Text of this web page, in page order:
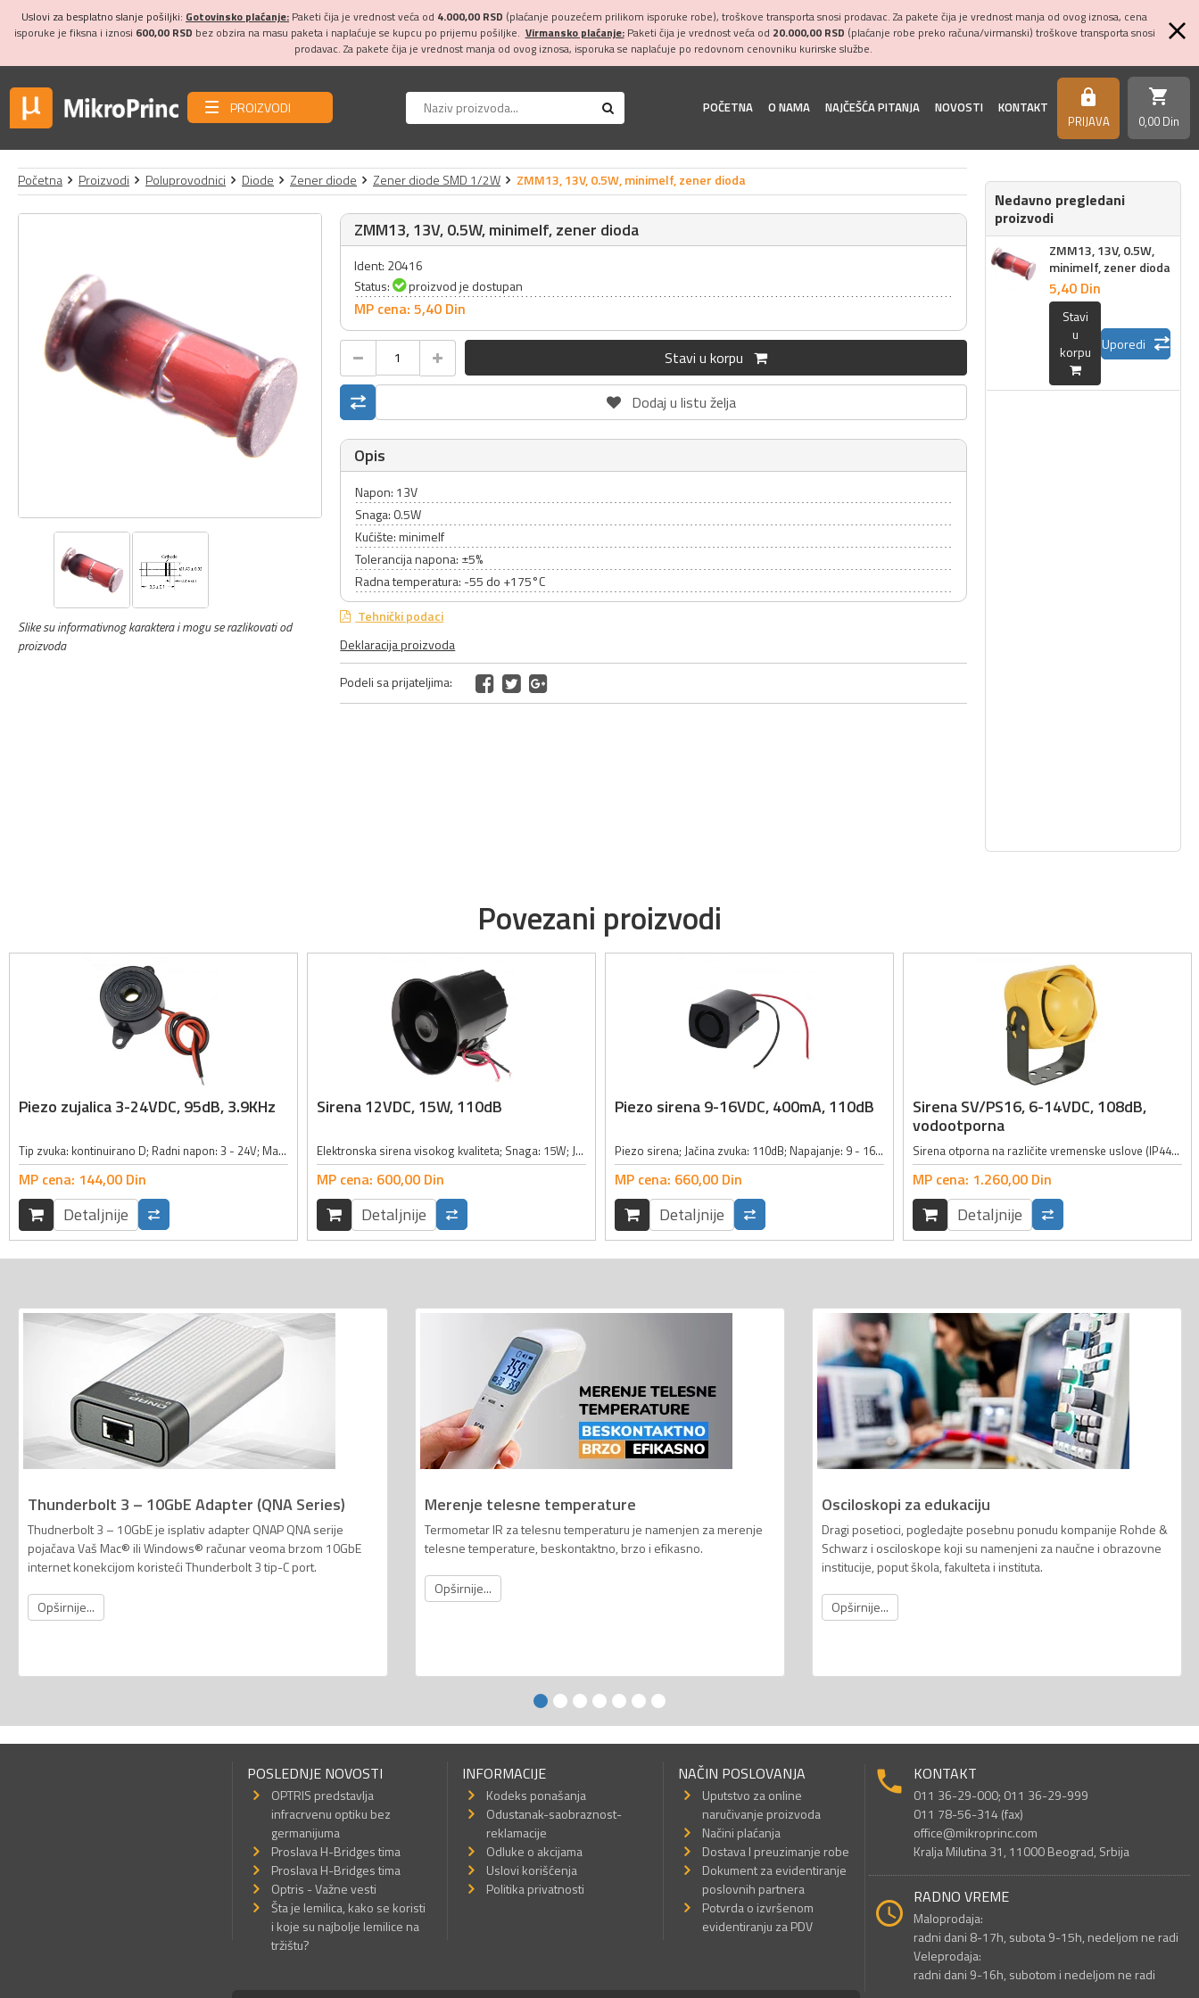
Uslovi za besplatno slanje pošiljki: Gotovinsko plaćanje: Paketi čija je vrednost veća od 4.000,00 RSD (plaćanje pouzećem prilikom isporuke robe), troškove transporta snosi prodavac. Za pakete čija je vrednost manja od ovog iznosa, cena
isporuke je fiksna i iznosi 600,00 RSD bez obzira na masu paketa i naplaćuje se kupcu po prijemu pošiljke. Virmansko plaćanje:Paketi čija je vrednost veća od 20.000,00 RSD (plaćanje robe preko računa/virmanski) troškove transporta snosi
prodavac. Za pakete čija je vrednost manja od ovog iznosa, isporuka se naplaćuje po redovnom cenovniku kurirske službe.
PROIZVODI POČETNA O NAMA NAJČEŠĆA PITANJA NOVOSTI KONTAKT https
PRIJAVA
shopping_cart
0,00 Din
Početna Proizvodi Poluprovodnici Diode Zener diode Zener diode SMD 1/2W ZMM13, 13V, 0.5W, minimelf, zener dioda
Slike su informativnog karaktera i mogu se razlikovati od
proizvoda
ZMM13, 13V, 0.5W, minimelf, zener dioda
Ident: 20416
Status:
proizvod je dostupan
MP cena: 5,40 Din
Stavi u korpu
Dodaj u listu želja
Opis
Napon: 13V
Snaga: 0.5W
Kućište: minimelf
Tolerancija napona: ±5%
Radna temperatura: -55 do +175°C
Tehnički podaci
Deklaracija proizvoda
Podeli sa prijateljima:
Nedavno pregledani
proizvodi
ZMM13, 13V, 0.5W,
minimelf, zener dioda
5,40 Din
Stavi
u
korpu
Uporedi
Povezani proizvodi
Piezo zujalica 3-24VDC, 95dB, 3.9KHz
Tip zvuka: kontinuirano D; Radni napon: 3 - 24V; Maksimalna jačina struje: 10mA; Frekvencija: 3900 ±500Hz; Jačina zvuka: 95dB; Način povezivanja: kontakt žice; Prečnik alarma: 22mm; Visina alarma: 10mm; Boja: crna;
MP cena: 144,00 Din
Detaljnije
Sirena 12VDC, 15W, 110dB
Elektronska sirena visokog kvaliteta; Snaga: 15W; Jačina zvuka: 110dB; Radni napon: 12VDC; Materijal: ABS; Boja: crna; Dimenzije: 104 x 102mm;
MP cena: 600,00 Din
Detaljnije
Piezo sirena 9-16VDC, 400mA, 110dB
Piezo sirena; Jačina zvuka: 110dB; Napajanje: 9 - 16VDC; Jačina struje: 400mA; Karakteristike: vodootporna, jednostavno se instalira, pogodan za sve automobile; Boja: crna; Dimenzije: 57 x 40 x 33mm;
MP cena: 660,00 Din
Detaljnije
Sirena SV/PS16, 6-14VDC, 108dB,
vodootporna
Sirena otporna na različite vremenske uslove (IP44); Nosač za postavku sa otvorima za pričvršćivanje; Boja: žuta; Zvuk: jednoličan; Radni napon: 6-14VDC; Jačina struje: 1200mA; jačina zvuka (na 1m udaljenosti): 108dBA; Dimenzije:...
MP cena: 1.260,00 Din
Detaljnije
Thunderbolt 3 – 10GbE Adapter (QNA Series)
Thudnerbolt 3 – 10GbE je isplativ adapter QNAP QNA serije
pojačava Vaš Mac® ili Windows® računar veoma brzom 10GbE
internet konekcijom koristeći Thunderbolt 3 tip-C port.
Opširnije...
Merenje telesne temperature
Termometar IR za telesnu temperaturu je namenjen za merenje
telesne temperature, beskontaktno, brzo i efikasno.
Opširnije...
Osciloskopi za edukaciju
Dragi posetioci, pogledajte posebnu ponudu kompanije Rohde &
Schwarz i osciloskope koji su namenjeni za naučne i obrazovne
institucije, poput škola, fakulteta i instituta.
Opširnije...
POSLEDNJE NOVOSTI
OPTRIS predstavlja
infracrvenu optiku bez
germanijuma
Proslava H-Bridges tima
Proslava H-Bridges tima
Optris - Važne vesti
Šta je lemilica, kako se koristi
i koje su najbolje lemilice na
tržištu?
INFORMACIJE
Kodeks ponašanja
Odustanak-saobraznost-
reklamacije
Odluke o akcijama
Uslovi korišćenja
Politika privatnosti
NAČIN POSLOVANJA
Uputstvo za online
naručivanje proizvoda
Načini plaćanja
Dostava I preuzimanje robe
Dokument za evidentiranje
poslovnih partnera
Potvrda o izvršenom
evidentiranju za PDV
KONTAKT
011 36-29-000; 011 36-29-999
011 78-56-314 (fax)
office@mikroprinc.com
Kralja Milutina 31, 11000 Beograd, Srbija
RADNO VREME
Maloprodaja:
radni dani 8-17h, subota 9-15h, nedeljom ne radi
Veleprodaja:
radni dani 9-16h, subotom i nedeljom ne radi